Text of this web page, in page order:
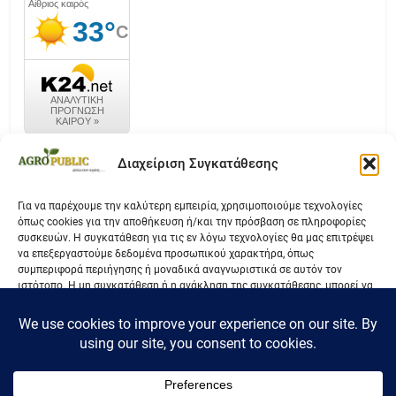
Διαχείριση Συγκατάθεσης
Για να παρέχουμε την καλύτερη εμπειρία, χρησιμοποιούμε τεχνολογίες
όπως cookies για την αποθήκευση ή/και την πρόσβαση σε πληροφορίες
συσκευών. Η συγκατάθεση για τις εν λόγω τεχνολογίες θα μας επιτρέψει
να επεξεργαστούμε δεδομένα προσωπικού χαρακτήρα, όπως
συμπεριφορά περιήγησης ή μοναδικά αναγνωριστικά σε αυτόν τον
ιστότοπο. Η μη συγκατάθεση ή η ανάκληση της συγκατάθεσης, μπορεί να
Αποδοχή
Δεν αποδέχομαι
καιρός k24.net
Επικοινωνία
Όροι Χρήσης